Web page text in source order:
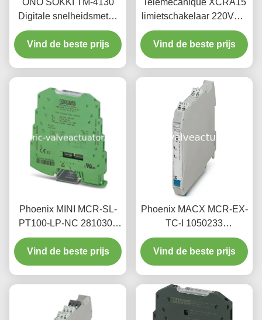
ONO SOKKI TM-4130
Digitale snelheidsmeter,
geschikt voor
verschillende
snelheidsmeting
Vind de beste prijs
Telemecanique XCRA15
limietschakelaar 220VAC
3A - industriële
verplaatsingsbeperker
Vind de beste prijs
Phoenix MINI MCR-SL-
PT100-LP-NC 2810308
Precisie temperatuur
sensor zender
Vind de beste prijs
Phoenix MACX MCR-EX-
TC-I 1050233
Explosiebestendige
temperatuurmetingszender
Vind de beste prijs